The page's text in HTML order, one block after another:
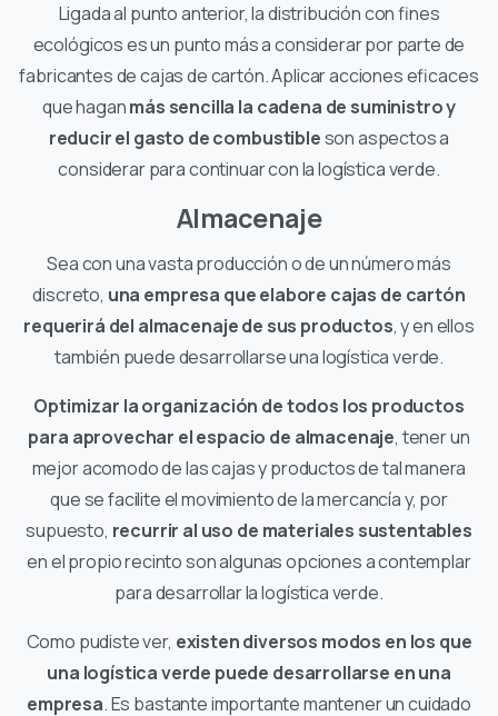
Ligada al punto anterior, la distribución con fines
ecológicos es un punto más a considerar por parte de
fabricantes de cajas de cartón. Aplicar acciones eficaces
que haganmás sencilla la cadena de suministro y
reducir el gasto de combustibleson aspectos a
considerar para continuar con la logística verde.
Almacenaje
Sea con una vasta producción o de un número más
discreto, una empresa que elabore cajas de cartón
requerirá del almacenaje de sus productos, y en ellos
también puede desarrollarse una logística verde.
Optimizar la organización de todos los productos
para aprovechar el espacio de almacenaje, tener un
mejor acomodo de las cajas y productos de tal manera
que se facilite el movimiento de la mercancía y, por
supuesto, recurrir al uso de materiales sustentables
en el propio recinto son algunas opciones a contemplar
para desarrollar la logística verde.
Como pudiste ver, existen diversos modos en los que
una logística verde puede desarrollarse en una
empresa. Es bastante importante mantener un cuidado